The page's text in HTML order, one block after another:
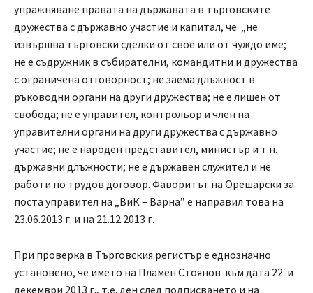
упражняване правата на държавата в търговските
дружества с държавно участие и капитал, че „не
извършва търговски сделки от свое или от чуждо име;
не е съдружник в събирателни, командитни и дружества
с ограничена отговорност; не заема длъжност в
ръководни органи на други дружества; не е лишен от
свобода; не е управител, контрольор и член на
управителни органи на други дружества с държавно
участие; не е народен представител, министър и т.н.
държавни длъжности; не е държавен служител и не
работи по трудов договор. Фаворитът на Орешарски за
поста управител на „ВиК – Варна” е направил това на
23.06.2013 г. и на 21.12.2013 г.
При проверка в Търговския регистър е еднозначно
установено, че името на Пламен Стоянов към дата 22-и
декември 2013 г., т.е. ден след подписването и на